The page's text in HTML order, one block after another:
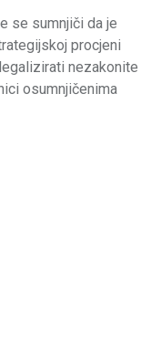
se sumnjiči da je
procjeni
nezakonite
osumnjičenima